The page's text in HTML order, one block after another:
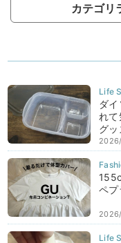
カテゴリ
ダ
れて
グ
ペプ